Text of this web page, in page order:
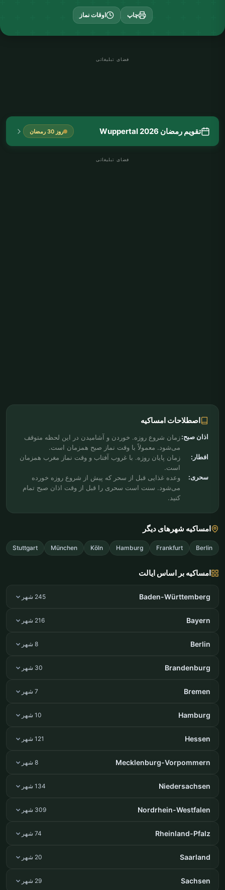
چاپ اوقات نماز
فضای تبلیغاتی
تقویم رمضان Wuppertal 2026 روز 30 رمضان
فضای تبلیغاتی
اصطلاحات امساکیه
اذان صبح:زمان شروع روزه. خوردن و آشامیدن در این لحظه متوقف
می‌شود. معمولاً با وقت نماز صبح همزمان است.
افطار:
زمان پایان روزه. با غروب آفتاب و وقت نماز مغرب همزمان
است.
سحری:
وعده غذایی قبل از سحر که پیش از شروع روزه خورده
می‌شود. سنت است سحری را قبل از وقت اذان صبح تمام
کنید.
امساکیه شهرهای دیگر
Berlin
Frankfurt
Hamburg
Köln
München
Stuttgart
امساکیه بر اساس ایالت
Baden-Württemberg 245 شهر
Bayern 216 شهر
Berlin 8 شهر
Brandenburg 30 شهر
Bremen 7 شهر
Hamburg 10 شهر
Hessen 121 شهر
Mecklenburg-Vorpommern 8 شهر
Niedersachsen 134 شهر
Nordrhein-Westfalen 309 شهر
Rheinland-Pfalz 74 شهر
Saarland 20 شهر
Sachsen 29 شهر